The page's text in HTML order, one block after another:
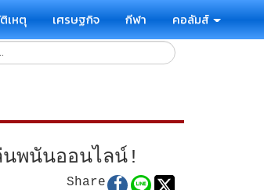
เหตุ เศรษฐกิจ กีฬา คอลัมส์
นพนันออนไลน์!
Share